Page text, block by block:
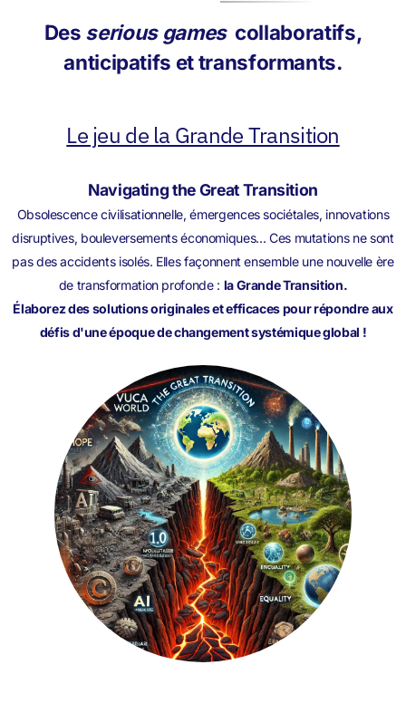
Des serious gamescollaboratifs,
anticipatifs et transformants.
Le jeu de la Grande Transition
Navigating the Great Transition
Obsolescence civilisationnelle, émergences sociétales, innovations
disruptives, bouleversements économiques... Ces mutations ne sont
pas des accidents isolés. Elles façonnent ensemble une nouvelle ère
de transformation profonde : la Grande Transition.
Élaborez des solutions originales et efficaces pour répondre aux
défis d'une époque de changement systémique global !